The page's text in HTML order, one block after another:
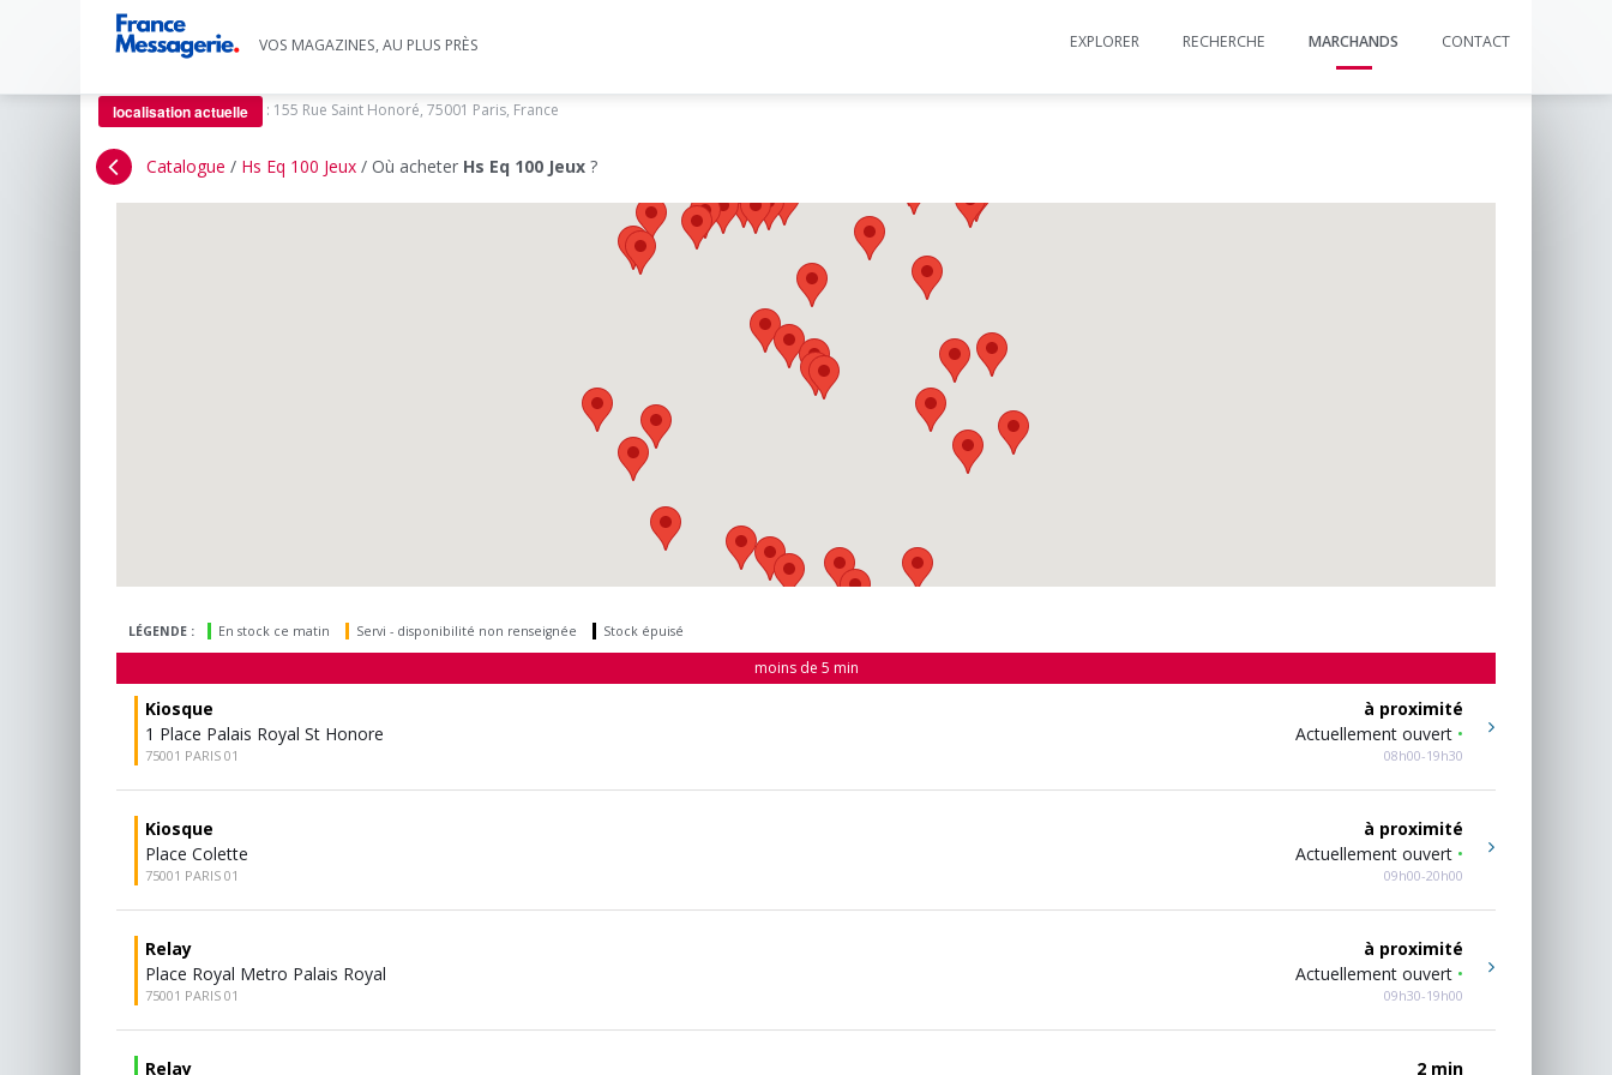
VOS MAGAZINES, AU PLUS PRÈS EXPLORER RECHERCHE MARCHANDS CONTACT
localisation actuelle : 155 Rue Saint Honoré, 75001 Paris, France
Catalogue / Hs Eq 100 Jeux / Où acheter Hs Eq 100 Jeux ?
LÉGENDE : En stock ce matin Servi - disponibilité non renseignée Stock épuisé
moins de 5 min
Kiosque
1 Place Palais Royal St Honore
75001 PARIS 01
à proximité
Actuellement ouvert •
08h00-19h30
Kiosque
Place Colette
75001 PARIS 01
à proximité
Actuellement ouvert •
09h00-20h00
Relay
Place Royal Metro Palais Royal
75001 PARIS 01
à proximité
Actuellement ouvert •
09h30-19h00
Relay
2 min